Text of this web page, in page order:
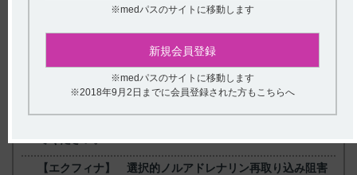
【エクフィナ】 50mgから減量できますか。50mgから増
量する場合漸増できますか。
【エクフィナ】 選択的ノルアドレナリン再取り込み阻害
※medパスのサイトに移動します
新規会員登録
※medパスのサイトに移動します
※2018年9月2日までに会員登録された方もこちらへ